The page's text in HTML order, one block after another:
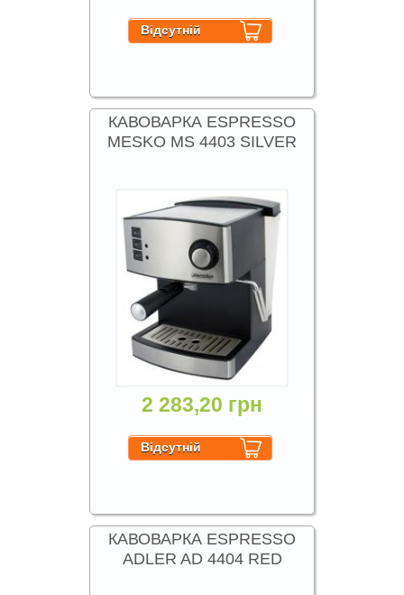
КАВОВАРКА ESPRESSO
MESKO MS 4403 SILVER
2 283,20 грн
КАВОВАРКА ESPRESSO
ADLER AD 4404 RED